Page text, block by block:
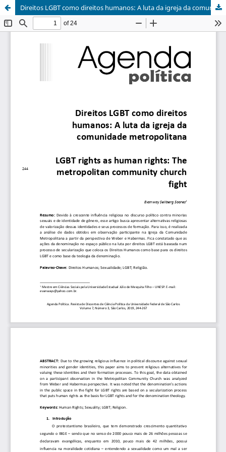
Direitos LGBT como direitos humanos: A luta da igreja da comunidade metropolitana